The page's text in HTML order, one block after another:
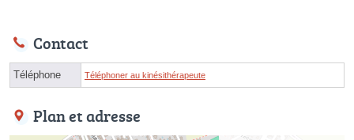
Contact
Téléphone Téléphoner au kinésithérapeute
Plan et adresse